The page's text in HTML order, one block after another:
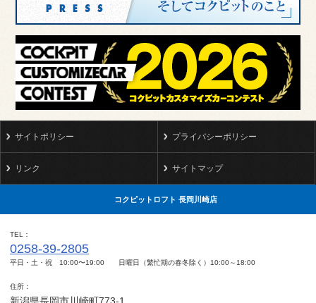
サイトポリシー プライバシーポリシー
リンク サイトマップ
コクピットロフト 長岡川崎店
TEL
0258-39-2805
平日・土・祝 10:00〜19:00 日曜日（繁忙期の春冬除く）10:00～18:00
住所
新潟県長岡市川崎町773-1